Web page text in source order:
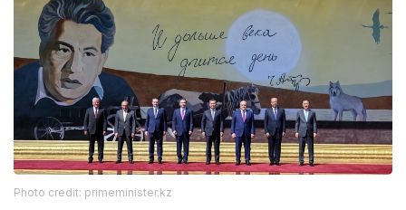
Photo credit: primeminister.kz